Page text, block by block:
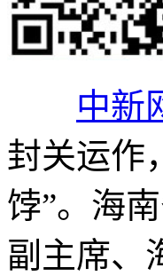
中新
封关运作
饽”。海
副主席、